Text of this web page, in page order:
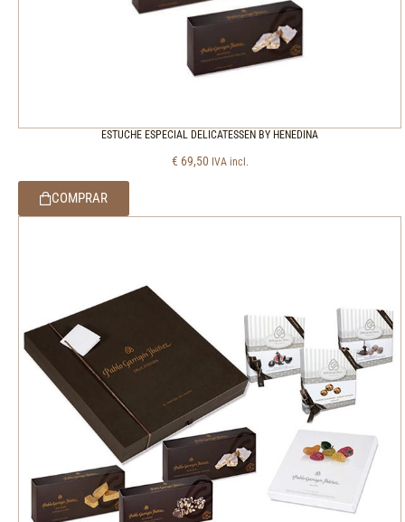
ESTUCHE ESPECIAL DELICATESSEN BY HENEDINA
€ 69,50 IVA incl.
COMPRAR